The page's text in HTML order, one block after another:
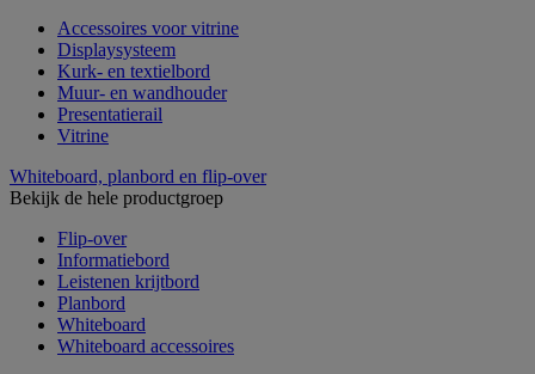
Accessoires voor vitrine
Displaysysteem
Kurk- en textielbord
Muur- en wandhouder
Presentatierail
Vitrine
Whiteboard, planbord en flip-over
Bekijk de hele productgroep
Flip-over
Informatiebord
Leistenen krijtbord
Planbord
Whiteboard
Whiteboard accessoires